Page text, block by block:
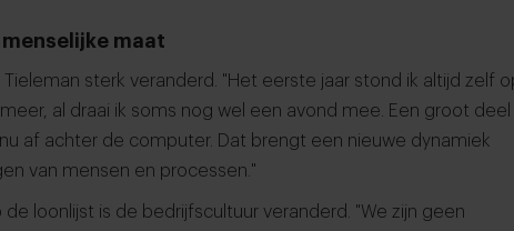
maat
sterk veranderd. "Het eerste jaar stond ik altijd zelf
al draai ik soms nog wel een avond mee. Een groot deel
af achter de computer. Dat brengt een nieuwe dynamiek
van mensen en processen."
loonlijst is de bedrijfscultuur veranderd. "We zijn geen